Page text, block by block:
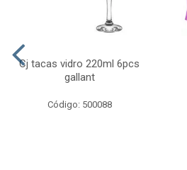
Cj tacas vidro 220ml 6pcs
gallant
Código: 500088